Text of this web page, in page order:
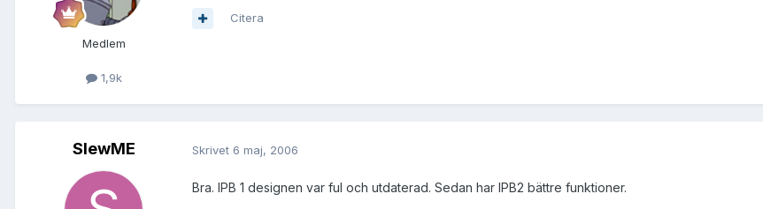
Medlem
1,9k
Citera
SlewME Skrivet 6 maj, 2006
Bra. IPB 1 designen var ful och utdaterad. Sedan har IPB2 bättre funktioner.